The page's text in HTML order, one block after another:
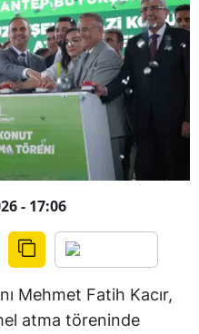
- 17:06
Mehmet Fatih Kacır,
atma töreninde